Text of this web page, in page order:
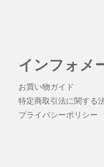
インフォメ
お買い物ガイド
特定商取引法に関する
プライバシーポリシー